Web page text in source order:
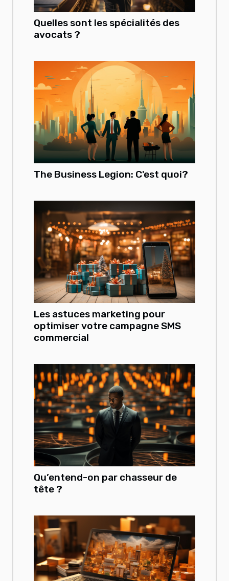
Quelles sont les spécialités des
avocats ?
The Business Legion: C'est quoi?
Les astuces marketing pour
optimiser votre campagne SMS
commercial
Qu’entend-on par chasseur de
tête ?